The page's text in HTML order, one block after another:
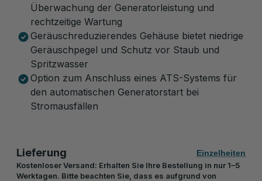
Überwachung der Generatorleistung und
rechtzeitige Wartung
Geräuschreduzierendes Gehäuse bietet niedrige
Geräuschpegel und Schutz vor Staub und
Spritzwasser
Option zum Anschluss eines ATS-Systems für
den automatischen Generatorstart bei
Stromausfällen
Lieferung
Einzelheiten
Kostenloser Versand: Erhalten Sie Ihre Bestellung in nur 1–5
Werktagen. Bitte beachten Sie, dass es aufgrund von